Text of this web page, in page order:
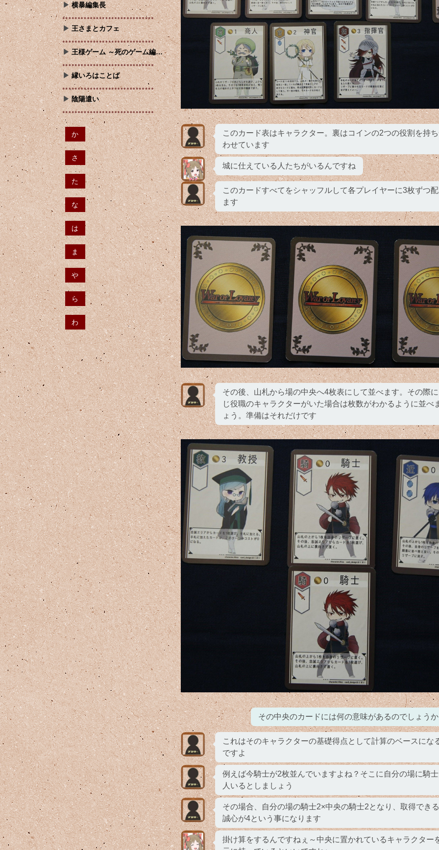
横暴編集長
王さまとカフェ
王様ゲーム ～死のゲーム編…
縁いろはことば
陰陽遣い
か
さ
た
な
は
ま
や
ら
わ
このカード表はキャラクター。裏はコインの2つの役割を持
わせています
城に仕えている人たちがいるんですね
このカードすべてをシャッフルして各プレイヤーに3枚ずつ
ます
その後、山札から場の中央へ4枚表にして並べます。その際
じ役職のキャラクターがいた場合は枚数がわかるように並べ
ょう。準備はそれだけです
その中央のカードには何の意味があるのでしょう
これはそのキャラクターの基礎得点として計算のベースにな
ですよ
例えば今騎士が2枚並んでいますよね？そこに自分の場に騎
人いるとしましょう
その場合、自分の場の騎士2×中央の騎士2となり、取得でき
誠心が4という事になります
掛け算をするんですねぇ～中央に置かれているキャラクター